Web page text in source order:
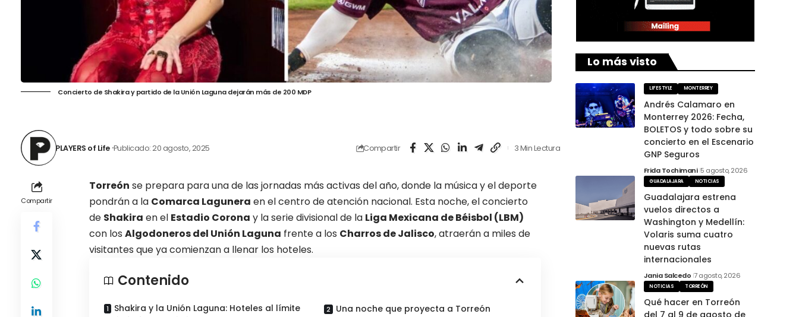
Concierto de Shakira y partido de la Unión Laguna dejarán más de 200 MDP
PLAYERS of Life Publicado: 20 agosto, 2025 Compartir 3 Min Lectura
Compartir
Torreón se prepara para una de las jornadas más activas del año, donde la música y el deporte
pondrán a la Comarca Lagunera en el centro de atención nacional. Esta noche, el concierto
de Shakira en el Estadio Corona y la serie divisional de la Liga Mexicana de Béisbol (LBM)
con los Algodoneros del Unión Laguna frente a los Charros de Jalisco,atraerán a miles de
visitantesque ya comienzan a llenar los hoteles.
Contenido
Shakira y la Unión Laguna: Hoteles al límite
Una noche que proyecta a Torreón
Lo más visto
LIFESTYLE MONTERREY
Andrés Calamaro en
Monterrey 2026: Fecha,
BOLETOS y todo sobre su
concierto en el Escenario
GNP Seguros
Frida Tochimani 5 agosto, 2026
GUADALAJARA NOTICIAS
Guadalajara estrena
vuelos directos a
Washington y Medellín:
Volaris suma cuatro
nuevas rutas
internacionales
Jania Salcedo 7 agosto, 2026
NOTICIAS TORREÓN
Qué hacer en Torreón